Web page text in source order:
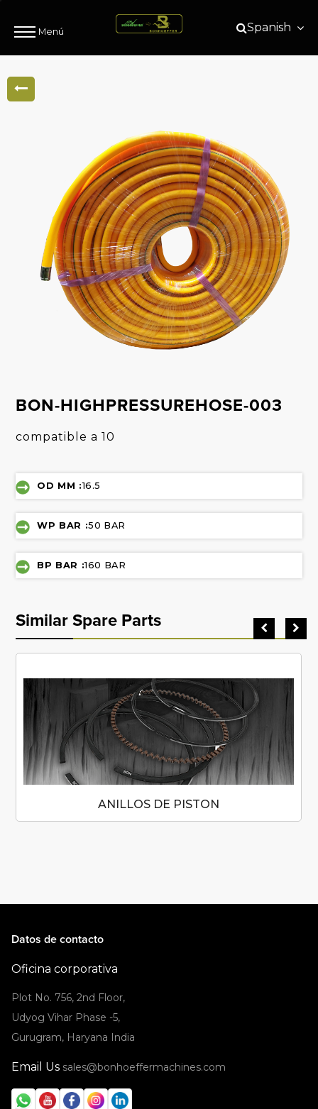
Menú Spanish
BON-HIGHPRESSUREHOSE-003
compatible a 10
OD MM :16.5
WP BAR :50 BAR
BP BAR :160 BAR
Similar Spare Parts
ANILLOS DE PISTON
Datos de contacto
Oficina corporativa
Plot No. 756, 2nd Floor,
Udyog Vihar Phase -5,
Gurugram, Haryana India
Email Us sales@bonhoeffermachines.com